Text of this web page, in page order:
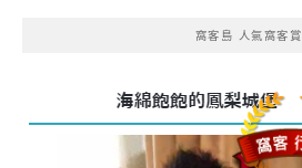
窩客島 人氣窩客賞